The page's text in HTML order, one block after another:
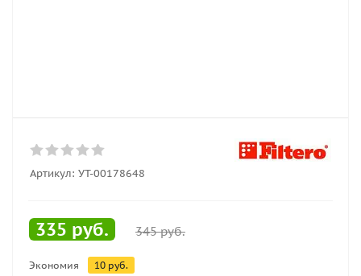
Артикул: УТ-00178648
335 руб. 345руб.
Экономия 10 руб.